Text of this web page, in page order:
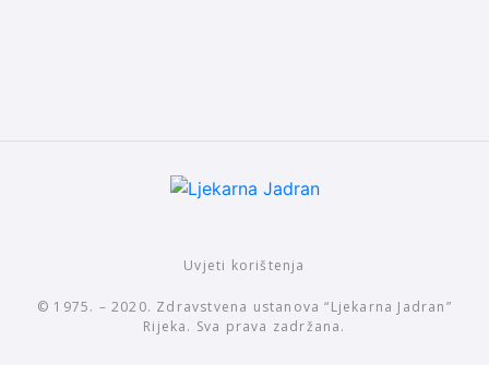
Uvjeti korištenja
© 1975. – 2020. Zdravstvena ustanova “Ljekarna Jadran”
Rijeka. Sva prava zadržana.